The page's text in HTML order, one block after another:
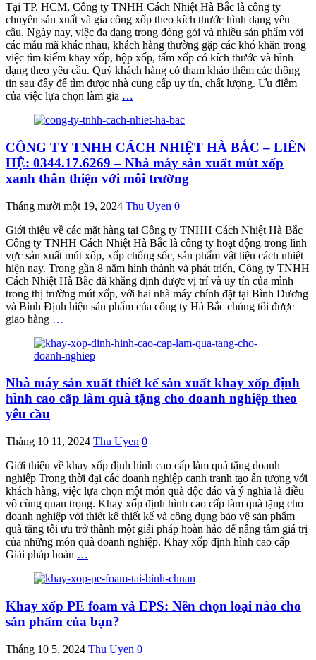
Tại TP. HCM, Công ty TNHH Cách Nhiệt Hà Bắc là công ty
chuyên sản xuất và gia công xốp theo kích thước hình dạng yêu
cầu. Ngày nay, việc đa dạng trong đóng gói và nhiều sản phẩm với
các mẫu mã khác nhau, khách hàng thường gặp các khó khăn trong
việc tìm kiếm khay xốp, hộp xốp, tấm xốp có kích thước và hình
dạng theo yêu cầu. Quý khách hàng có tham khảo thêm các thông
tin sau đây để tìm được nhà cung cấp uy tín, chất lượng. Ưu điểm
của việc lựa chọn làm gia …
CÔNG TY TNHH CÁCH NHIỆT HÀ BẮC – LIÊN
HỆ: 0344.17.6269 – Nhà máy sản xuất mút xốp
xanh thân thiện với môi trường
Tháng mười một 19, 2024 Thu Uyen 0
Giới thiệu về các mặt hàng tại Công ty TNHH Cách Nhiệt Hà Bắc
Công ty TNHH Cách Nhiệt Hà Bắc là công ty hoạt động trong lĩnh
vực sản xuất mút xốp, xốp chống sốc, sản phẩm vật liệu cách nhiệt
hiện nay. Trong gần 8 năm hình thành và phát triển, Công ty TNHH
Cách Nhiệt Hà Bắc đã khẳng định được vị trí và uy tín của mình
trong thị trường mút xốp, với hai nhà máy chính đặt tại Bình Dương
và Bình Định hiện sản phẩm của công ty Hà Bắc chúng tôi được
giao hàng …
Nhà máy sản xuất thiết kế sản xuất khay xốp định
hình cao cấp làm quà tặng cho doanh nghiệp theo
yêu cầu
Tháng 10 11, 2024 Thu Uyen 0
Giới thiệu về khay xốp định hình cao cấp làm quà tặng doanh
nghiệp Trong thời đại các doanh nghiệp cạnh tranh tạo ấn tượng với
khách hàng, việc lựa chọn một món quà độc đáo và ý nghĩa là điều
vô cùng quan trọng. Khay xốp định hình cao cấp làm quà tặng cho
doanh nghiệp với thiết kế thiết kế và công dụng bảo vệ sản phẩm
quà tặng tối ưu trở thành một giải pháp hoàn hảo để nâng tầm giá trị
của những món quà doanh nghiệp. Khay xốp định hình cao cấp –
Giải pháp hoàn …
Khay xốp PE foam và EPS: Nên chọn loại nào cho
sản phẩm của bạn?
Tháng 10 5, 2024 Thu Uyen 0